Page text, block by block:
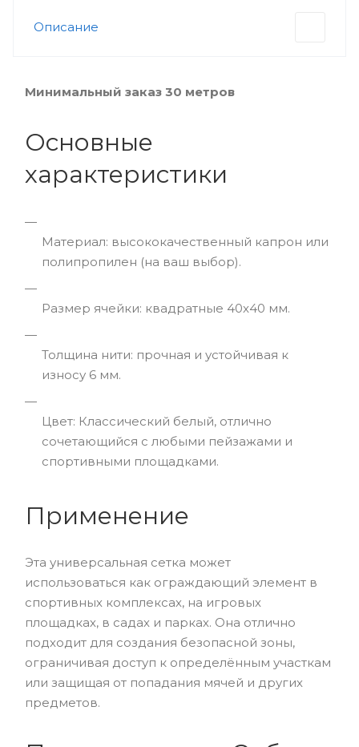
Описание
Минимальный заказ 30 метров
Основные
характеристики
Материал: высококачественный капрон или
полипропилен (на ваш выбор).
Размер ячейки: квадратные 40x40 мм.
Толщина нити: прочная и устойчивая к
износу 6 мм.
Цвет: Классический белый, отлично
сочетающийся с любыми пейзажами и
спортивными площадками.
Применение
Эта универсальная сетка может
использоваться как ограждающий элемент в
спортивных комплексах, на игровых
площадках, в садах и парках. Она отлично
подходит для создания безопасной зоны,
ограничивая доступ к определённым участкам
или защищая от попадания мячей и других
предметов.